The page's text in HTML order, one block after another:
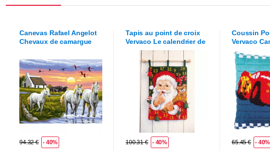
Canevas Rafael Angelot
Chevaux de camargue
94.32 € - 40%
Tapis au point de croix
Vervaco Le calendrier de
Noël
100.31 € - 40%
Coussin
Vervaco
65.45 € - 40%